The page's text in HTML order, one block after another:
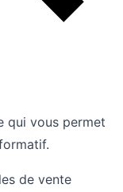
qui vous permet
de vente